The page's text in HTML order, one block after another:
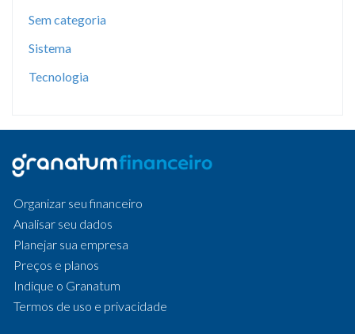
Sem categoria
Sistema
Tecnologia
Organizar seu financeiro
Analisar seu dados
Planejar sua empresa
Preços e planos
Indique o Granatum
Termos de uso e privacidade